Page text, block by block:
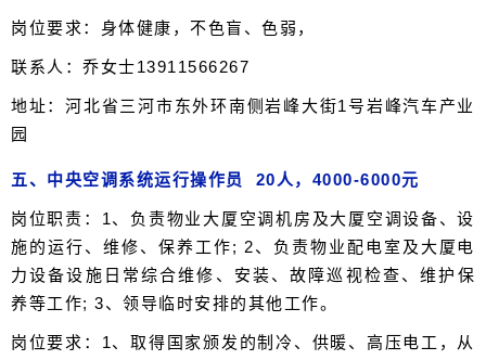
岗位要求：身体健康，不色盲、色弱，
联系人：乔女士13911566267
地址：河北省三河市东外环南侧岩峰大街1号岩峰汽车产业
园
五、中央空调系统运行操作员 20人，4000-6000元
岗位职责：1、负责物业大厦空调机房及大厦空调设备、设
施的运行、维修、保养工作; 2、负责物业配电室及大厦电
力设备设施日常综合维修、安装、故障巡视检查、维护保
养等工作; 3、领导临时安排的其他工作。
岗位要求：1、取得国家颁发的制冷、供暖、高压电工，从